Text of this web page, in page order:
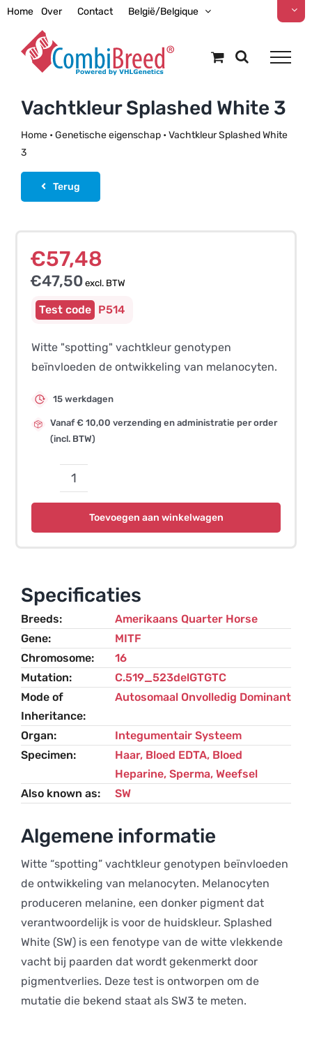
Ga
inhoud
Home Over Contact België/Belgique
Vachtkleur Splashed White 3
Home• Genetische eigenschap• Vachtkleur Splashed White
3
Terug
€57,48
€47,50excl. BTW
P514
Witte "spotting" vachtkleur genotypen
beïnvloeden de ontwikkeling van melanocyten.
15 werkdagen
Vanaf € 10,00 verzending en administratie per order
(incl. BTW)
Vachtkleur
Splashed
Toevoegen aan winkelwagen
Specificaties
Breeds
Amerikaans Quarter Horse
Gene
MITF
Chromosome
16
Mutation
C.519_523delGTGTC
Mode of
Inheritance
Autosomaal Onvolledig Dominant
Organ
Integumentair Systeem
Specimen
Haar, Bloed EDTA, Bloed
Heparine, Sperma, Weefsel
Also known as
SW
Algemene informatie
Witte “spotting” vachtkleur genotypen beïnvloeden
de ontwikkeling van melanocyten. Melanocyten
produceren melanine, een donker pigment dat
verantwoordelijk is voor de huidskleur. Splashed
White (SW) is een fenotype van de witte vlekkende
vacht bij paarden dat wordt gekenmerkt door
pigmentverlies. Deze test is ontworpen om de
mutatie die bekend staat als SW3 te meten.